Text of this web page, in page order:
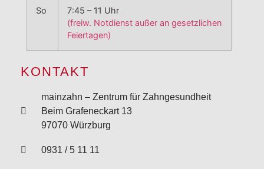
So
7:45 – 11 Uhr
(freiw. Notdienst außer an gesetzlichen
Feiertagen)
KONTAKT
mainzahn – Zentrum für Zahngesundheit
Beim Grafeneckart 13
97070 Würzburg
0931 / 5 11 11